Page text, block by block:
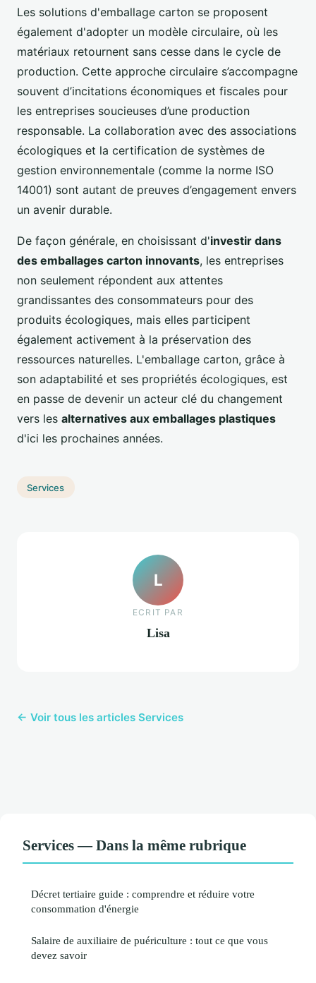
Les solutions d'emballage carton se proposent
également d'adopter un modèle circulaire, où les
matériaux retournent sans cesse dans le cycle de
production. Cette approche circulaire s’accompagne
souvent d’incitations économiques et fiscales pour
les entreprises soucieuses d’une production
responsable. La collaboration avec des associations
écologiques et la certification de systèmes de
gestion environnementale (comme la norme ISO
14001) sont autant de preuves d’engagement envers
un avenir durable.
De façon générale, en choisissant d'investir dans
des emballages carton innovants, les entreprises
non seulement répondent aux attentes
grandissantes des consommateurs pour des
produits écologiques, mais elles participent
également activement à la préservation des
ressources naturelles. L'emballage carton, grâce à
son adaptabilité et ses propriétés écologiques, est
en passe de devenir un acteur clé du changement
vers les alternatives aux emballages plastiques
d'ici les prochaines années.
Services
L
ECRIT PAR
Lisa
← Voir tous les articles Services
Services — Dans la même rubrique
Décret tertiaire guide : comprendre et réduire votre
consommation d'énergie
Salaire de auxiliaire de puériculture : tout ce que vous
devez savoir